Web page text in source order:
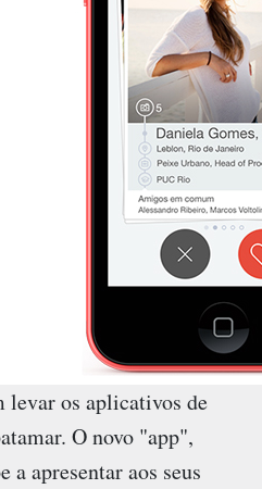
os aplicativos de
O novo "app",
a apresentar aos seus